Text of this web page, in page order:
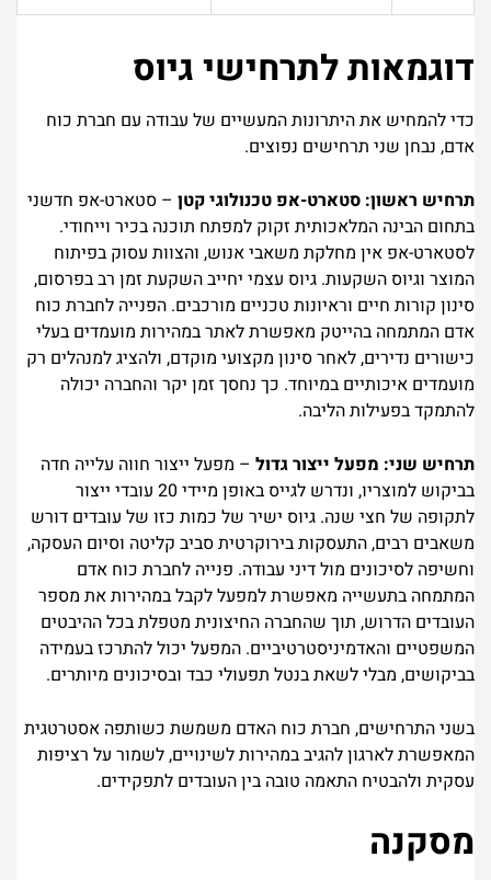
דוגמאות לתרחישי גיוס
כדי להמחיש את היתרונות המעשיים של עבודה עם חברת כוח
אדם, נבחן שני תרחישים נפוצים.
תרחיש ראשון: סטארט-אפ טכנולוגי קטן – סטארט-אפ חדשני
בתחום הבינה המלאכותית זקוק למפתח תוכנה בכיר וייחודי.
לסטארט-אפ אין מחלקת משאבי אנוש, והצוות עסוק בפיתוח
המוצר וגיוס השקעות. גיוס עצמי יחייב השקעת זמן רב בפרסום,
סינון קורות חיים וראיונות טכניים מורכבים. הפנייה לחברת כוח
אדם המתמחה בהייטק מאפשרת לאתר במהירות מועמדים בעלי
כישורים נדירים, לאחר סינון מקצועי מוקדם, ולהציג למנהלים רק
מועמדים איכותיים במיוחד. כך נחסך זמן יקר והחברה יכולה
להתמקד בפעילות הליבה.
תרחיש שני: מפעל ייצור גדול – מפעל ייצור חווה עלייה חדה
בביקוש למוצריו, ונדרש לגייס באופן מיידי 20 עובדי ייצור
לתקופה של חצי שנה. גיוס ישיר של כמות כזו של עובדים דורש
משאבים רבים, התעסקות בירוקרטית סביב קליטה וסיום העסקה,
וחשיפה לסיכונים מול דיני עבודה. פנייה לחברת כוח אדם
המתמחה בתעשייה מאפשרת למפעל לקבל במהירות את מספר
העובדים הדרוש, תוך שהחברה החיצונית מטפלת בכל ההיבטים
המשפטיים והאדמיניסטרטיביים. המפעל יכול להתרכז בעמידה
בביקושים, מבלי לשאת בנטל תפעולי כבד ובסיכונים מיותרים.
בשני התרחישים, חברת כוח האדם משמשת כשותפה אסטרטגית
המאפשרת לארגון להגיב במהירות לשינויים, לשמור על רציפות
עסקית ולהבטיח התאמה טובה בין העובדים לתפקידים.
מסקנה